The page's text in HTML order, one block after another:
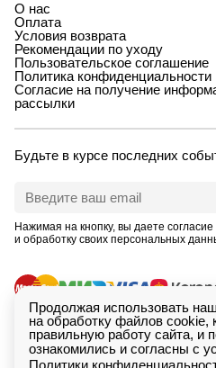
О нас
Оплата
Условия возврата
Рекомендации по уходу
Пользовательское соглашение
Политика конфиденциальности
Согласие на получение
рассылки
Будьте в курсе последних
Нажимая на кнопку, вы даете
и обработку своих персональных
Продолжая использовать
на обработку файлов cookie,
правильную работу сайта, и
ознакомились и согласны с
Политики